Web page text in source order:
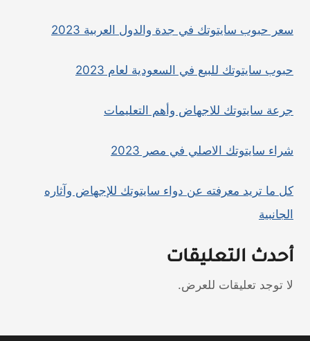
سعر حبوب سايتوتك في جدة والدول العربية 2023
حبوب سايتوتك للبيع في السعودية لعام 2023
جرعة سايتوتك للاجهاض وأهم التعليمات
شراء سايتوتك الاصلي في مصر 2023
كل ما تريد معرفته عن دواء سايتوتك للإجهاض وآثاره
الجانبية
أحدث التعليقات
لا توجد تعليقات للعرض.